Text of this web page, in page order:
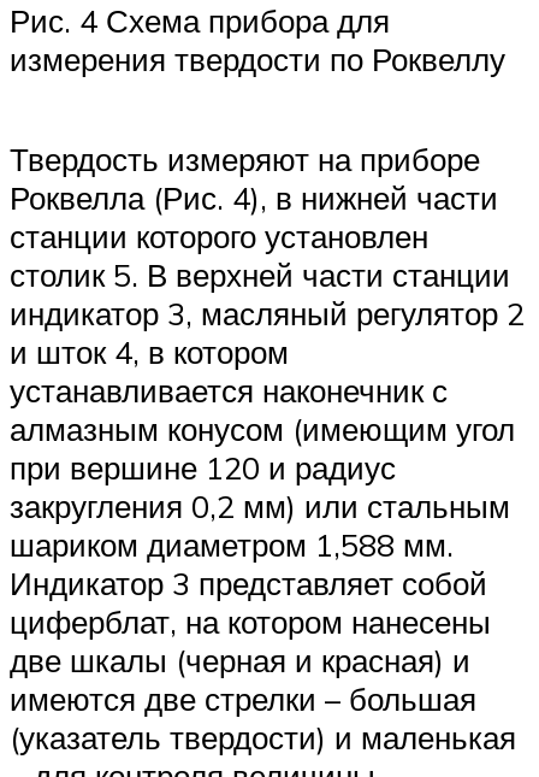
Рис. 4 Схема прибора для
измерения твердости по Роквеллу
Твердость измеряют на приборе
Роквелла (Рис. 4), в нижней части
станции которого установлен
столик 5. В верхней части станции
индикатор 3, масляный регулятор 2
и шток 4, в котором
устанавливается наконечник с
алмазным конусом (имеющим угол
при вершине 120 и радиус
закругления 0,2 мм) или стальным
шариком диаметром 1,588 мм.
Индикатор 3 представляет собой
циферблат, на котором нанесены
две шкалы (черная и красная) и
имеются две стрелки – большая
(указатель твердости) и маленькая